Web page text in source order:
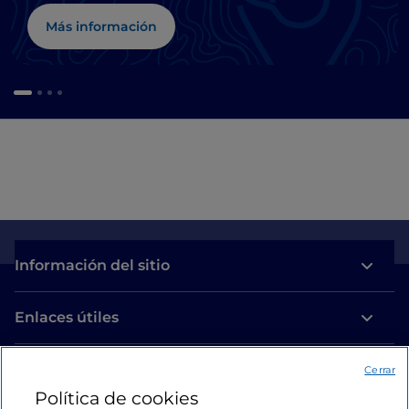
Chianti
Más información
Información del sitio
Enlaces útiles
Política de cookies
Cerrar